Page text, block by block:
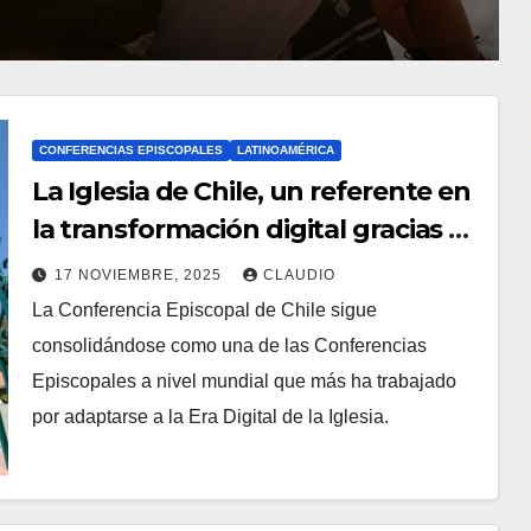
CONFERENCIAS EPISCOPALES LATINOAMÉRICA
La Iglesia de Chile, un referente en
la transformación digital gracias a
Ecclesiared
17 NOVIEMBRE, 2025 CLAUDIO
N
O
H
A
O
La Conferencia Episcopal de Chile sigue
consolidándose como una de las Conferencias
Episcopales a nivel mundial que más ha trabajado
por adaptarse a la Era Digital de la Iglesia.